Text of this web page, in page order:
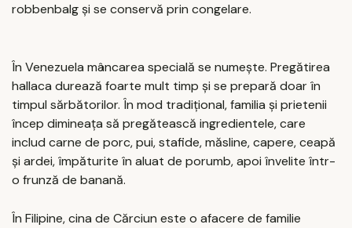
robbenbalg și se conservă prin congelare.
În Venezuela mâncarea specială se numește. Pregătirea
hallaca durează foarte mult timp și se prepară doar în
timpul sărbătorilor. În mod tradițional, familia și prietenii
încep dimineața să pregătească ingredientele, care
includ carne de porc, pui, stafide, măsline, capere, ceapă
și ardei, împăturite în aluat de porumb, apoi învelite într-
o frunză de banană.
În Filipine, cina de Cărciun este o afacere de familie